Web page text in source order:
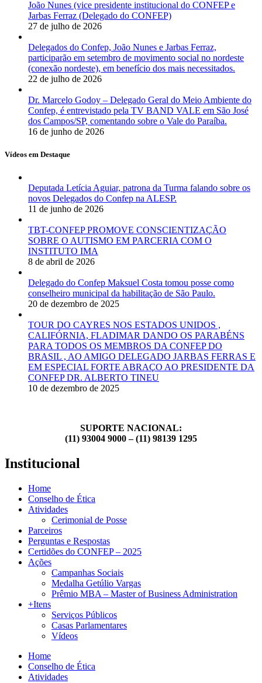
João Nunes (vice presidente institucional do CONFEP e
Jarbas Ferraz (Delegado do CONFEP)
27 de julho de 2026
Delegados do Confep, João Nunes e Jarbas Ferraz,
participarão em setembro de movimento social no nordeste
(conexão nordeste), em benefício dos mais necessitados.
22 de julho de 2026
Dr. Marcelo Godoy – Delegado Geral do Meio Ambiente do
Confep, é entrevistado pela TV BAND VALE em São José
dos Campos/SP, comentando sobre o Vale do Paraíba.
16 de junho de 2026
Vídeos em Destaque
Deputada Letícia Aguiar, patrona da Turma falando sobre os
novos Delegados do Confep na ALESP.
11 de junho de 2026
TBT-CONFEP PROMOVE CONSCIENTIZAÇÃO
SOBRE O AUTISMO EM PARCERIA COM O
INSTITUTO IMA
8 de abril de 2026
Delegado do Confep Maksuel Costa tomou posse como
conselheiro municipal da habilitação de São Paulo.
20 de dezembro de 2025
TOUR DO CAYRES NOS ESTADOS UNIDOS ,
CALIFÓRNIA, FLADIMAR DANDO OS PARABÉNS
PARA TODOS OS MEMBROS DA CONFEP DO
BRASIL , AO AMIGO DELEGADO JARBAS FERRAS E
EM ESPECIAL FORTE ABRAÇO AO PRESIDENTE DA
CONFEP DR. ALBERTO TINEU
10 de dezembro de 2025
SUPORTE NACIONAL:
(11) 93004 9000 – (11) 98139 1295
Institucional
Home
Conselho de Ética
Atividades
Cerimonial de Posse
Parceiros
Perguntas e Respostas
Certidões do CONFEP – 2025
Ações
Campanhas Sociais
Medalha Getúlio Vargas
Prêmio MBA – Master of Business Administration
+Itens
Serviços Públicos
Casas Parlamentares
Vídeos
Home
Conselho de Ética
Atividades